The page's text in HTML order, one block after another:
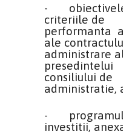
- obiectivele
criteriile de
performanta
ale contractului
administrare al
presedintelui
consiliului de
administratie,
- programul
investitii, anexa 3